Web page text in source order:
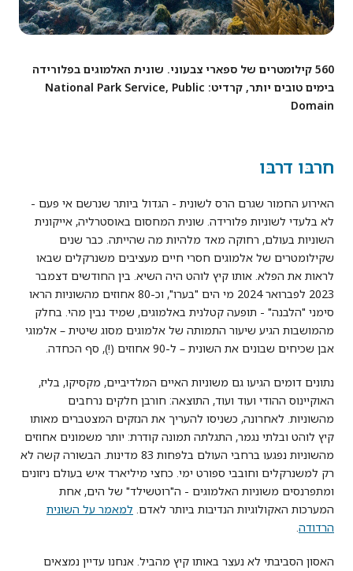
560 קילומטרים של ספארי צבעוני. שונית האלמוגים בפלורידה
בימים טובים יותר, קרדיט: National Park Service, Public
Domain
חרבּו דרבּו
האירוע החמור שגרם הרס לשונית - הגדול ביותר שנרשם אי פעם -
לא בלעדי לשוניות פלורידה. שונית המחסום באוסטרליה, אייקונית
השוניות בעולם, רחוקה מאד מלהיות מה שהייתה. כבר שנים
שקילומטרים של אלמוגים חסרי חיים מעציבים משנרקלים שבאו
לראות את הפלא. אותו קיץ לוהט היה השיא. בין החודשים דצמבר
2023 לפברואר 2024 מי הים "בערו", וכ-80 אחוזים מהשוניות הראו
סימני "הלבנה" - תופעה קטלנית באלמוגים, שמיד נבין מהי. בחלק
מהמושבות הגיע שיעור התמותה של אלמוגים מסוג שיטית – אלמוגי
אבן שכיחים שבונים את השונית – ל-90 אחוזים (!), סף הכחדה.
נתונים דומים הגיעו גם משוניות האיים המלדיביים, מקסיקו, בליז,
האוקיינוס ההודי ועוד ועוד, התוצאה: חורבן חלקים נרחבים
מהשוניות. לאחרונה, כשניסו להעריך את הנזקים המצטברים מאותו
קיץ לוהט ובלתי נגמר, התגלתה תמונה קודרת: יותר משמונים אחוזים
מהשוניות נפגעו ברחבי העולם בלפחות 83 מדינות. הבשורה קשה לא
רק למשנרקלים וחובבי ספורט ימי. כחצי מיליארד איש בעולם ניזונים
ומתפרנסים משוניות האלמוגים - ה"רוטשילד" של הים, אחת
המערכות האקולוגיות הנדיבות ביותר לאדם. למאמר על השונית
הרדודה.
האסון הסביבתי לא נעצר באותו קיץ מהביל. אנחנו עדיין נמצאים